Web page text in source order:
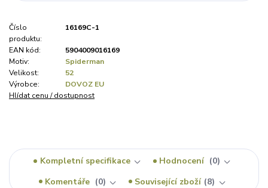
Číslo
produktu:
16169C-1
EAN kód:
5904009016169
Motiv:
Spiderman
Velikost:
52
Výrobce:
DOVOZ EU
Hlídat cenu / dostupnost
Kompletní specifikace Hodnocení
0
Komentáře
0 Související zboží 8